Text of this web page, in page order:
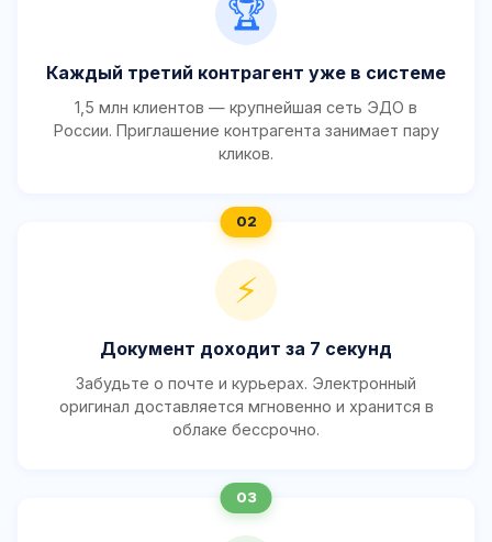
🏆
Каждый третий контрагент уже в системе
1,5 млн клиентов — крупнейшая сеть ЭДО в
России. Приглашение контрагента занимает пару
кликов.
⚡
Документ доходит за 7 секунд
Забудьте о почте и курьерах. Электронный
оригинал доставляется мгновенно и хранится в
облаке бессрочно.